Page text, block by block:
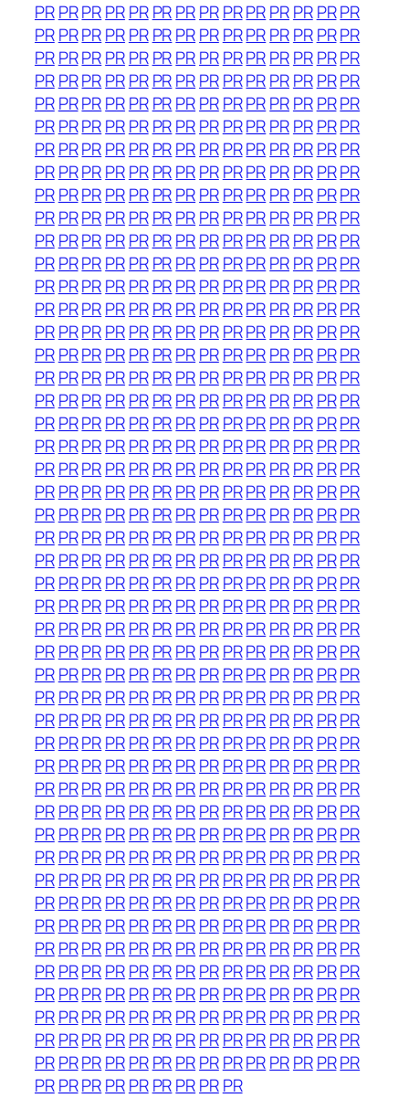
PRPRPRPRPR PRPRPRPRPRPRPR PRPR
PRPRPRPRPR PRPRPRPRPRPRPR PRPR
PRPRPRPRPR PRPRPRPRPRPRPR PRPR
PRPRPRPRPR PRPRPRPRPRPRPR PRPR
PRPRPRPRPR PRPRPRPRPRPRPR PRPR
PRPRPRPRPR PRPRPRPRPRPRPR PRPR
PRPRPRPRPR PRPRPRPRPRPRPR PRPR
PRPRPRPRPR PRPRPRPRPRPRPR PRPR
PRPRPRPRPR PRPRPRPRPRPRPR PRPR
PRPRPRPRPR PRPRPRPRPRPRPR PRPR
PRPRPRPRPR PRPRPRPRPRPRPR PRPR
PRPRPRPRPR PRPRPRPRPRPRPR PRPR
PRPRPRPRPR PRPRPRPRPRPRPR PRPR
PRPRPRPRPR PRPRPRPRPRPRPR PRPR
PRPRPRPRPR PRPRPRPRPRPRPR PRPR
PRPRPRPRPR PRPRPRPRPRPRPR PRPR
PRPRPRPRPR PRPRPRPRPRPRPR PRPR
PRPRPRPRPR PRPRPRPRPRPRPR PRPR
PRPRPRPRPR PRPRPRPRPRPRPR PRPR
PRPRPRPRPR PRPRPRPRPRPRPR PRPR
PRPRPRPRPR PRPRPRPRPRPRPR PRPR
PRPRPRPRPR PRPRPRPRPRPRPR PRPR
PRPRPRPRPR PRPRPRPRPRPRPR PRPR
PRPRPRPRPR PRPRPRPRPRPRPR PRPR
PRPRPRPRPR PRPRPRPRPRPRPR PRPR
PRPRPRPRPR PRPRPRPRPRPRPR PRPR
PRPRPRPRPR PRPRPRPRPRPRPR PRPR
PRPRPRPRPR PRPRPRPRPRPRPR PRPR
PRPRPRPRPR PRPRPRPRPRPRPR PRPR
PRPRPRPRPR PRPRPRPRPRPRPR PRPR
PRPRPRPRPR PRPRPRPRPRPRPR PRPR
PRPRPRPRPR PRPRPRPRPRPRPR PRPR
PRPRPRPRPR PRPRPRPRPRPRPR PRPR
PRPRPRPRPR PRPRPRPRPRPRPR PRPR
PRPRPRPRPR PRPRPRPRPRPRPR PRPR
PRPRPRPRPR PRPRPRPRPRPRPR PRPR
PRPRPRPRPR PRPRPRPRPRPRPR PRPR
PRPRPRPRPR PRPRPRPRPRPRPR PRPR
PRPRPRPRPR PRPRPRPRPRPRPR PRPR
PRPRPRPRPR PRPRPRPRPRPRPR PRPR
PRPRPRPRPR PRPRPRPRPRPRPR PRPR
PRPRPRPRPR PRPRPRPRPRPRPR PRPR
PRPRPRPRPR PRPRPRPRPRPRPR PRPR
PRPRPRPRPR PRPRPRPRPRPRPR PRPR
PRPRPRPRPR PRPRPRPRPRPRPR PRPR
PRPRPRPRPR PRPRPRPRPRPRPR PRPR
PRPRPRPRPR PRPRPRPRPRPRPR PRPR
PRPRPRPRPR PRPRPRPR